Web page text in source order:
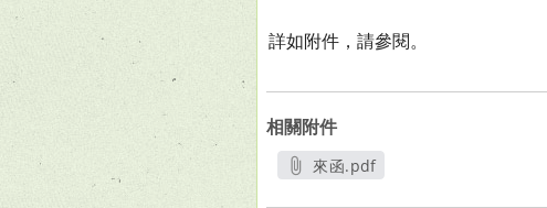
詳如附件，請參閱。
相關附件
來函.pdf